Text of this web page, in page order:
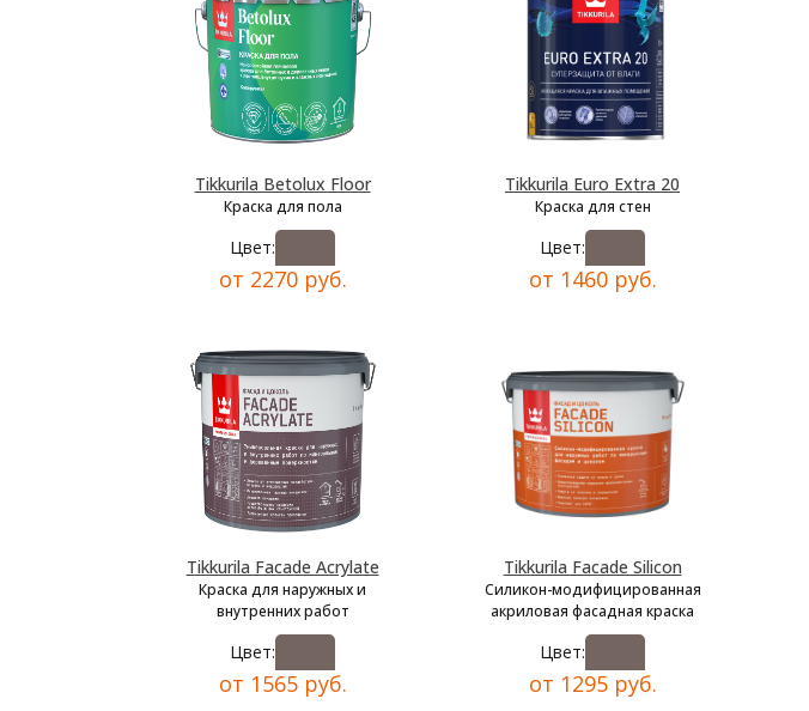
Tikkurila Betolux Floor
Краска для пола
Цвет:
от 2270 руб.
Tikkurila Euro Extra 20
Краска для стен
Цвет:
от 1460 руб.
Tikkurila Facade Acrylate
Краска для наружных и
внутренних работ
Цвет:
от 1565 руб.
Tikkurila Facade Silicon
Силикон-модифицированная
акриловая фасадная краска
Цвет:
от 1295 руб.